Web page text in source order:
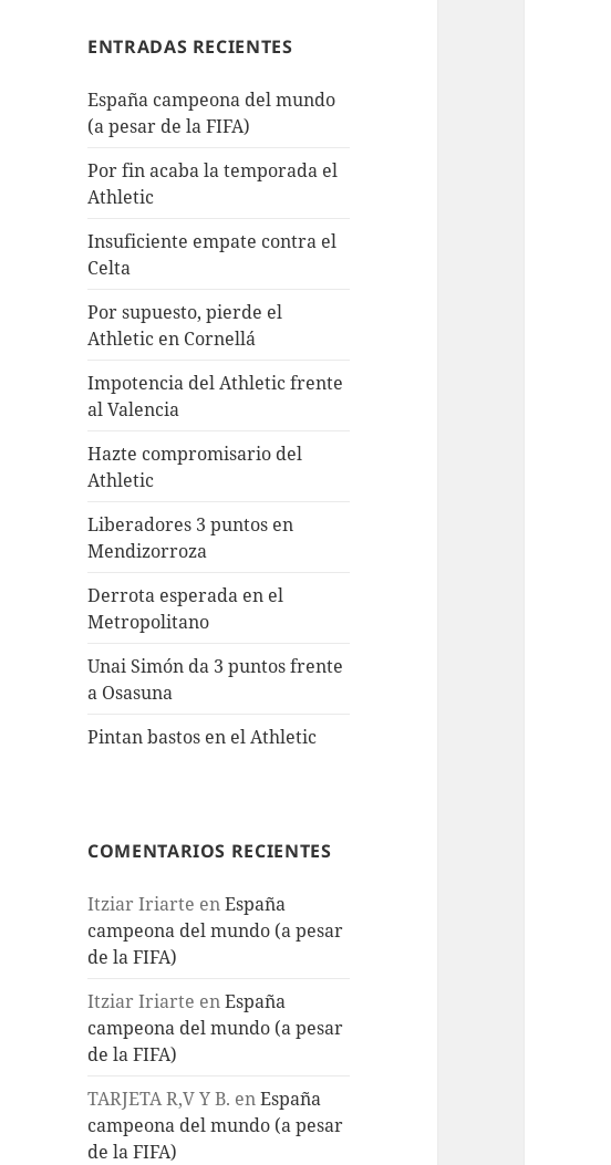
ENTRADAS RECIENTES
España campeona del mundo
(a pesar de la FIFA)
Por fin acaba la temporada el
Athletic
Insuficiente empate contra el
Celta
Por supuesto, pierde el
Athletic en Cornellá
Impotencia del Athletic frente
al Valencia
Hazte compromisario del
Athletic
Liberadores 3 puntos en
Mendizorroza
Derrota esperada en el
Metropolitano
Unai Simón da 3 puntos frente
a Osasuna
Pintan bastos en el Athletic
COMENTARIOS RECIENTES
Itziar Iriarte enEspaña
campeona del mundo (a pesar
de la FIFA)
Itziar Iriarte enEspaña
campeona del mundo (a pesar
de la FIFA)
TARJETA R,V Y B. enEspaña
campeona del mundo (a pesar
de la FIFA)